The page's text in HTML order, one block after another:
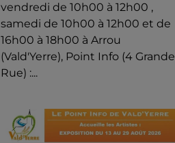
vendredi de 10h00 à 12h00 ,
samedi de 10h00 à 12h00 et de
16h00 à 18h00 à Arrou
(Vald'Yerre), Point Info (4 Grande
Rue) :...